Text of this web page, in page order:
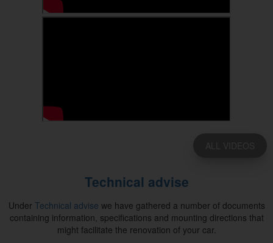
Technical advise
Under Technical advise we have gathered a number of documents
containing information, specifications and mounting directions that
might facilitate the renovation of your car.